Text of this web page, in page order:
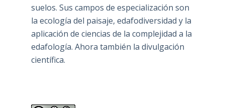
suelos. Sus campos de especialización son
la ecología del paisaje, edafodiversidad y la
aplicación de ciencias de la complejidad a la
edafología. Ahora también la divulgación
científica.